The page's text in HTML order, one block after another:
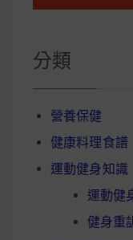
分類
營養保健
健康料理食譜
運動健身知識
運動健
健身重